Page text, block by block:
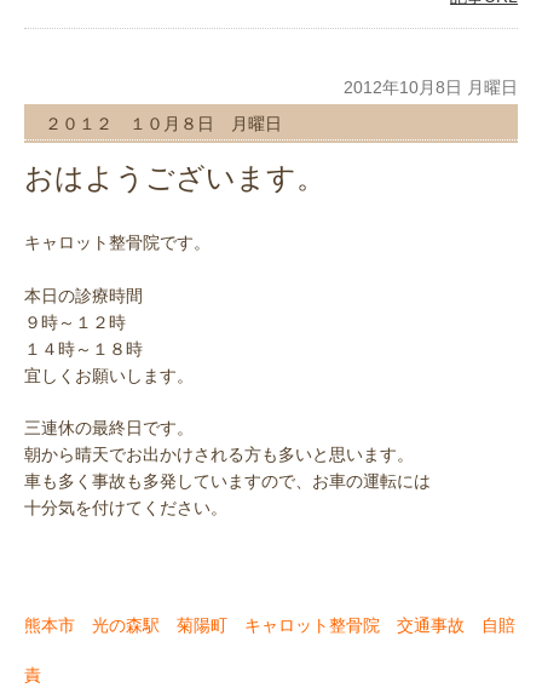
2012年10月8日 月曜日
２０１２ １０月８日 月曜日
おはようございます。
キャロット整骨院です。
本日の診療時間
９時～１２時
１４時～１８時
宜しくお願いします。
三連休の最終日です。
朝から晴天でお出かけされる方も多いと思います。
車も多く事故も多発していますので、お車の運転には
十分気を付けてください。
熊本市 光の森駅 菊陽町 キャロット整骨院 交通事故 自賠
責